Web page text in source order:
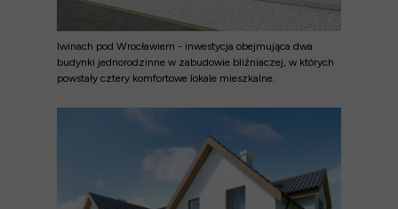
Iwinach pod Wrocławiem - inwestycja obejmująca dwa
budynki jednorodzinne w zabudowie bliźniaczej, w których
powstały cztery komfortowe lokale mieszkalne.